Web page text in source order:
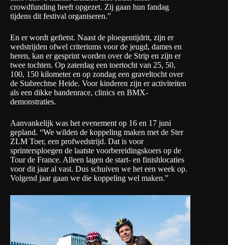
crowdfunding heeft opgezet. Zij gaan hun fandag
tijdens dit festival organiseren.”
En er wordt gefietst. Naast de ploegentijdrit, zijn er
wedstrijden ofwel criteriums voor de jeugd, dames en
heren, kan er gesprint worden over de Strip en zijn er
twee tochten. Op zaterdag een toertocht van 25, 50,
100, 150 kilometer en op zondag een graveltocht over
de Stabrechtse Heide. Voor kinderen zijn er activiteiten
als een dikke bandenrace, clinics en BMX-
demonstraties.
Aanvankelijk was het evenement op 16 en 17 juni
gepland. “We wilden de koppeling maken met de Ster
ZLM Toer, een profwedstrijd. Dat is voor
sprintersploegen de laatste voorbereidingskoers op de
Tour de France. Alleen lagen de start- en finishlocaties
voor dit jaar al vast. Dus schuiven we het een week op.
Volgend jaar gaan we die koppeling wel maken.”